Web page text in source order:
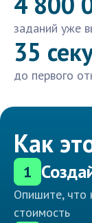
заданий уже
35
до первого
Как
1
Опишите, что
стоимость